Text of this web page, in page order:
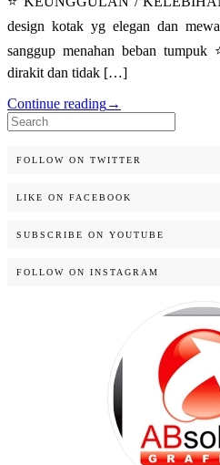
design kotak yg elegan dan
sanggup menahan beban
dirakit dan tidak […]
Continue reading→
Search
for:
FOLLOW ON TWITTER
LIKE ON FACEBOOK
SUBSCRIBE ON YOUTUBE
FOLLOW ON INSTAGRAM